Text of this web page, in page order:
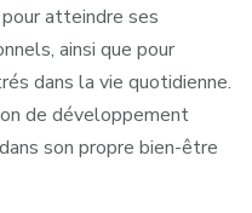
atteindre ses
ainsi que pour
dans la vie quotidienne.
de développement
son propre bien-être